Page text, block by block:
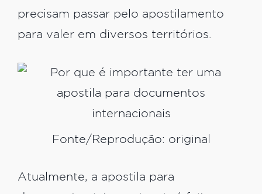
precisam passar pelo apostilamento
para valer em diversos territórios.
Fonte/Reprodução: original
Atualmente, a apostila para